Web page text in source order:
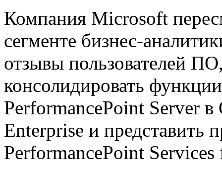
Компания Microsoft
сегменте бизнес-
отзывы пользователей
консолидировать
PerformancePoint Server
Enterprise и представить
PerformancePoint